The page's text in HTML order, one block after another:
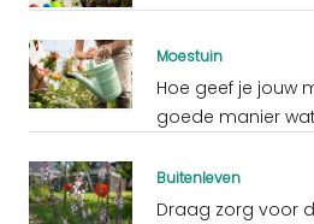
Moestuin
Hoe geef je jouw
goede manier
Buitenleven
Draag zorg voor